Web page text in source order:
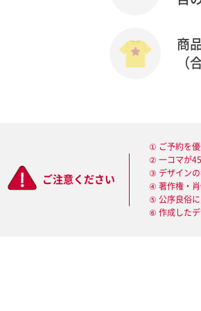
商
（
ご注意ください
① ご予約を優
② 一コマが
③ デザインの
④ 著作権・肖
⑤ 公序良俗に
⑥ 作成したデ